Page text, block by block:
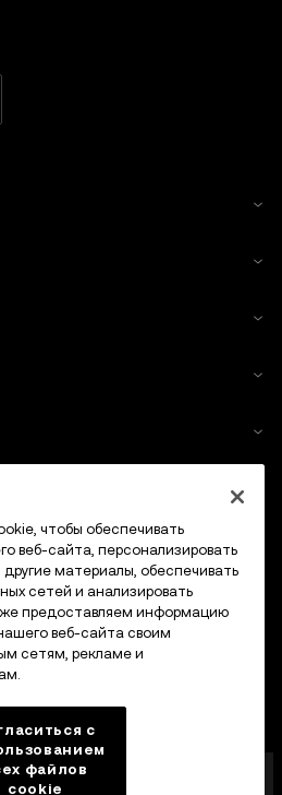
Limited, работающая под
чтобы обеспечивать
веб-сайта, персонализировать
материалы, обеспечивать
сетей и анализировать
предоставляем информацию
веб-сайта своим
сетям, рекламе и
с
файлов
cookie